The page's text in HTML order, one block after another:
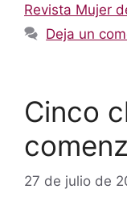
Revista Mujer
Deja un
Cinco
27 de julio de